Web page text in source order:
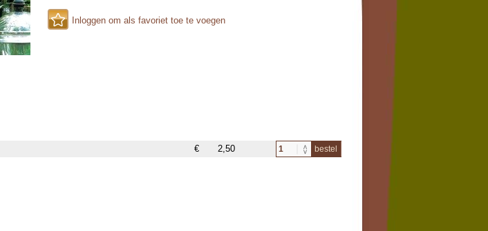
Inloggen om als favoriet toe te voegen
€ 2,50 bestel